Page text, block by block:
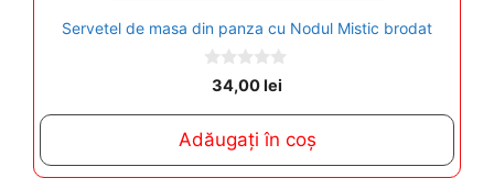
Servetel de masa din panza cu Nodul Mistic brodat
o
34,00 lei
Adăugați în coș